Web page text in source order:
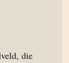
die